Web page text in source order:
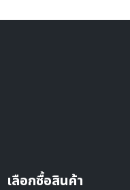
เลือกซื้อสินค้า